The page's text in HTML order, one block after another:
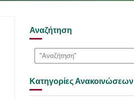
Αναζήτηση
Κατηγορίες Ανακοινώσεων